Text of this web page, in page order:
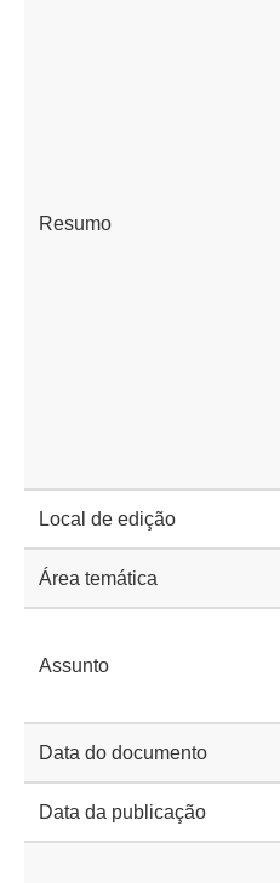
Resumo
Local de edição
Área temática
Assunto
Data do documento
Data da publicação